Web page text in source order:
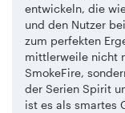
entwickeln, die
und den Nutzer
zum perfekten
mittlerweile nicht
SmokeFire,
der Serien Spirit
ist es als smartes